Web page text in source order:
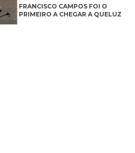
FRANCISCO CAMPOS FOI O
PRIMEIRO A CHEGAR A QUELUZ